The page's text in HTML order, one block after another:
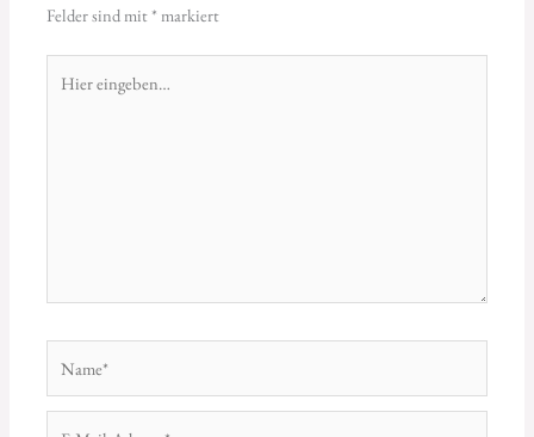
Felder sind mit* markiert
eingeben…